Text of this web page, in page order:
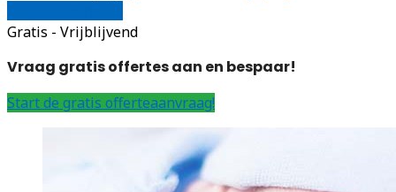
Gratis - Vrijblijvend
Vraag gratis offertes aan en bespaar!
Start de gratis offerteaanvraag!